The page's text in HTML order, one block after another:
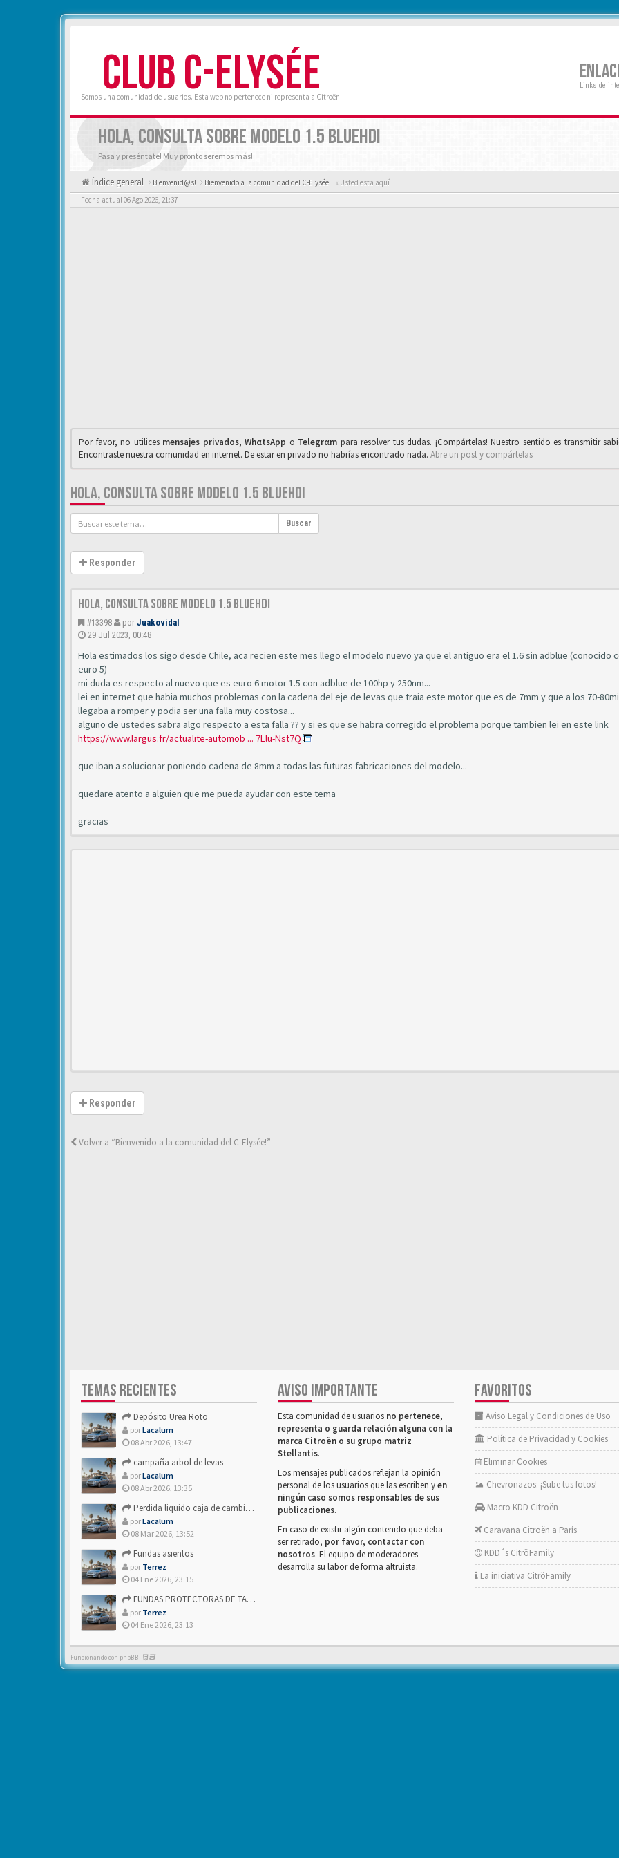
CLUB C-ELYSÉE
Somos una comunidad de usuarios. Esta web no pertenece ni representa a Citroën.
Links de
HOLA, CONSULTA SOBRE MODELO 1.5 BLUEHDI
Pasa y preséntate! Muy pronto seremos más!
Índice general Bienvenid@s! Bienvenido a la comunidad del C-Elysée! « Usted esta aquí
Fecha actual 06 Ago 2026, 21:37
Por favor, no utilices mensajes privados,WhαtsApp o Telegrαm para resolver tus dudas. ¡Compártelas! Nuestro sentido es transmitir
Encontraste nuestra comunidad en internet. De estar en privado no habrías encontrado nada. Abre un post y compártelas
HOLA, CONSULTA SOBRE MODELO 1.5 BLUEHDI
Buscar
Responder
Hola, consulta sobre modelo 1.5 BlueHdi
#13398 por Juakovidal
29 Jul 2023, 00:48
Hola estimados los sigo desde Chile, aca recien este mes llego el modelo nuevo ya que el antiguo era el 1.6 sin adblue (conocido
euro 5)
mi duda es respecto al nuevo que es euro 6 motor 1.5 con adblue de 100hp y 250nm...
lei en internet que habia muchos problemas con la cadena del eje de levas que traia este motor que es de 7mm y que a los 70-
llegaba a romper y podia ser una falla muy costosa...
alguno de ustedes sabra algo respecto a esta falla ?? y si es que se habra corregido el problema porque tambien lei en este link
https://www.largus.fr/actualite-automob ... 7Llu-Nst7Q
que iban a solucionar poniendo cadena de 8mm a todas las futuras fabricaciones del modelo...
quedare atento a alguien que me pueda ayudar con este tema
gracias
Responder
Volver a “Bienvenido a la comunidad del C-Elysée!”
TEMAS RECIENTES
Depósito Urea Roto
porLacalum
08 Abr 2026, 13:47
campaña arbol de levas
porLacalum
08 Abr 2026, 13:35
Perdida liquido caja de cambios- Alguien sabria decirme
porLacalum
08 Mar 2026, 13:52
Fundas asientos
por Terrez
04 Ene 2026, 23:15
FUNDAS PROTECTORAS DE TAPICERIA
por Terrez
04 Ene 2026, 23:13
AVISO IMPORTANTE
Esta comunidad de usuarios no pertenece,
representa o guarda relación alguna con la
marca Citroën o su grupo matriz
Stellantis.
Los mensajes publicados reflejan la opinión
personal de los usuarios que las escriben yen
ningún caso somos responsables de sus
publicaciones.
En caso de existir algún contenido que deba
ser retirado, por favor, contactar con
nosotros. El equipo de moderadores
desarrolla su labor de forma altruista.
FAVORITOS
Aviso Legal y Condiciones de Uso
Política de Privacidad y Cookies
Eliminar Cookies
Chevronazos: ¡Sube tus fotos!
Macro KDD Citroën
Caravana Citroën a París
KDD´s CitröFamily
La iniciativa CitröFamily
Funcionando con phpBB -